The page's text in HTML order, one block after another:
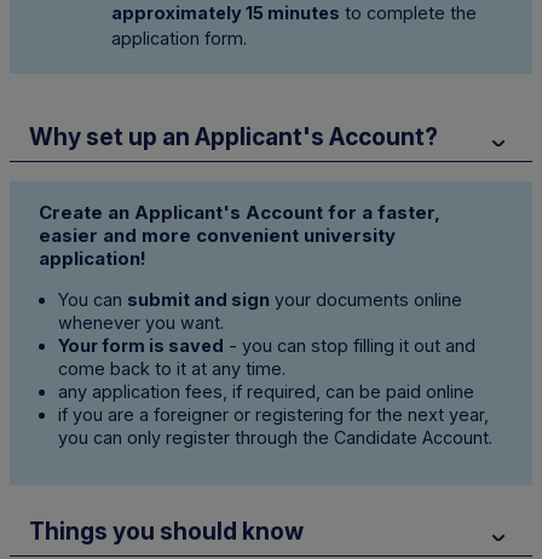
approximately 15 minutes to complete the
application form.
Why set up an Applicant's Account?
Create an Applicant's Account for a faster,
easier and more convenient university
application!
You can submit and sign your documents online
whenever you want.
Your form is saved - you can stop filling it out and
come back to it at any time.
any application fees, if required, can be paid online
if you are a foreigner or registering for the next year,
you can only register through the Candidate Account.
Things you should know